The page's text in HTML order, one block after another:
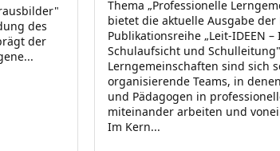
des
der
Thema „Professionelle
bietet die aktuelle Ausgabe der
Publikationsreihe „Leit-IDEEN
Schulaufsicht und
Lerngemeinschaften sind sich
organisierende Teams, in
und Pädagogen in
miteinander arbeiten und
Im Kern...